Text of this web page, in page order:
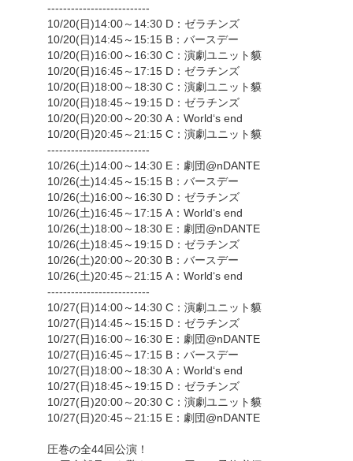
--------------------------
10/20(日)14:00～14:30 D：ゼラチンズ
10/20(日)14:45～15:15 B：バースデー
10/20(日)16:00～16:30 C：演劇ユニット貘
10/20(日)16:45～17:15 D：ゼラチンズ
10/20(日)18:00～18:30 C：演劇ユニット貘
10/20(日)18:45～19:15 D：ゼラチンズ
10/20(日)20:00～20:30 A：World‘s end
10/20(日)20:45～21:15 C：演劇ユニット貘
--------------------------
10/26(土)14:00～14:30 E：劇団@nDANTE
10/26(土)14:45～15:15 B：バースデー
10/26(土)16:00～16:30 D：ゼラチンズ
10/26(土)16:45～17:15 A：World‘s end
10/26(土)18:00～18:30 E：劇団@nDANTE
10/26(土)18:45～19:15 D：ゼラチンズ
10/26(土)20:00～20:30 B：バースデー
10/26(土)20:45～21:15 A：World‘s end
--------------------------
10/27(日)14:00～14:30 C：演劇ユニット貘
10/27(日)14:45～15:15 D：ゼラチンズ
10/27(日)16:00～16:30 E：劇団@nDANTE
10/27(日)16:45～17:15 B：バースデー
10/27(日)18:00～18:30 A：World‘s end
10/27(日)18:45～19:15 D：ゼラチンズ
10/27(日)20:00～20:30 C：演劇ユニット貘
10/27(日)20:45～21:15 E：劇団@nDANTE
圧巻の全44回公演！